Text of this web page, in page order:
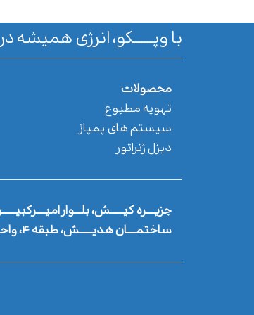
با وپـــــــکو، انرژی
محصولات
تهویه مطبوع
سیستم های پمپاژ
دیزل ژنراتور
جزیــــره کیــــــش، بلـــوار
ساختمــــان هدیــــــش، طبقه ۴، واحد۴۲